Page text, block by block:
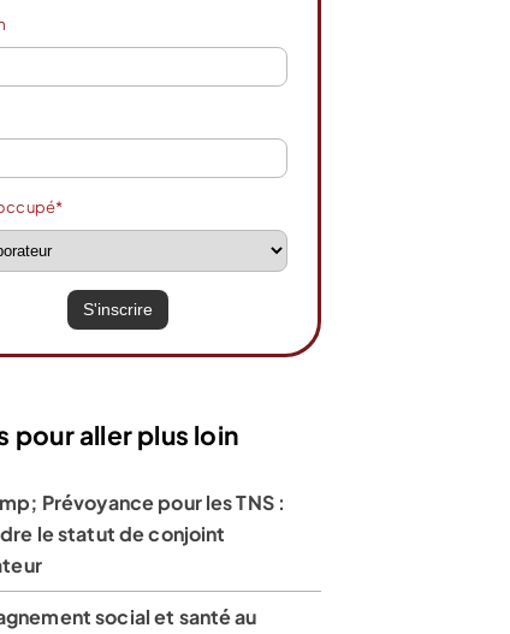
pour aller plus loin
Prévoyance pour les TNS :
le statut de conjoint
social et santé au